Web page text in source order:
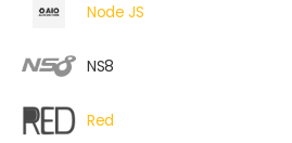
Node JS
NS8
Red